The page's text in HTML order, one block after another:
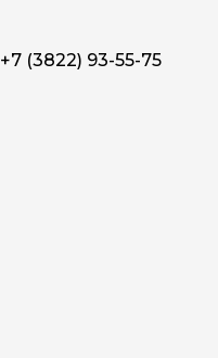
+7 (3822) 93-55-75